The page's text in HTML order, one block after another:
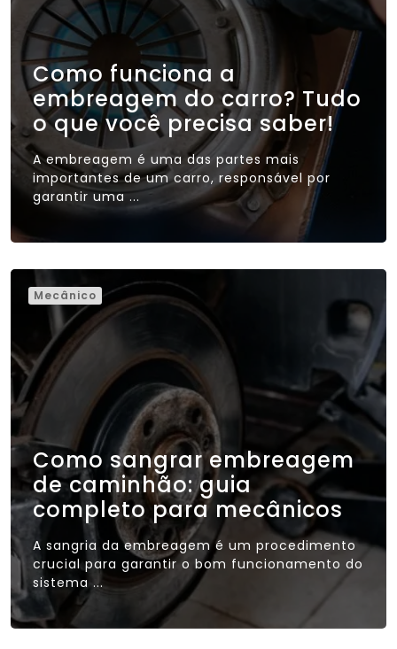
Como funciona a
embreagem do carro? Tudo
o que você precisa saber!
A embreagem é uma das partes mais
importantes de um carro, responsável por
garantir uma ...
Mecânico
Como sangrar embreagem
de caminhão: guia
completo para mecânicos
A sangria da embreagem é um procedimento
crucial para garantir o bom funcionamento do
sistema ...